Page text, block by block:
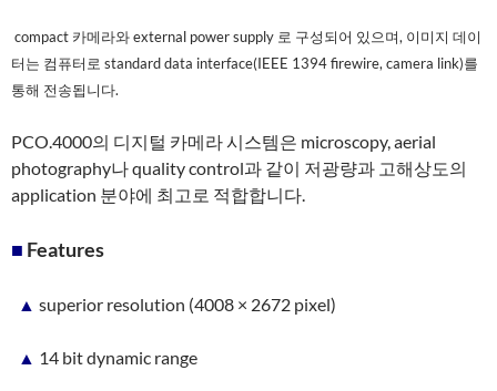
compact 카메라와 external power supply 로 구성되어 있으며, 이미지 데이
터는 컴퓨터로 standard data interface(IEEE 1394 firewire, camera link)를
통해 전송됩니다.
PCO.4000의 디지털 카메라 시스템은 microscopy, aerial
photography나 quality control과 같이 저광량과 고해상도의
application 분야에 최고로 적합합니다.
■ Features
▲ superior resolution (4008 × 2672 pixel)
▲ 14 bit dynamic range